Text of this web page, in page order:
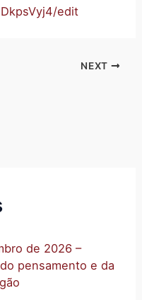
edit
NEXT
de 2026 –
pensamento e da